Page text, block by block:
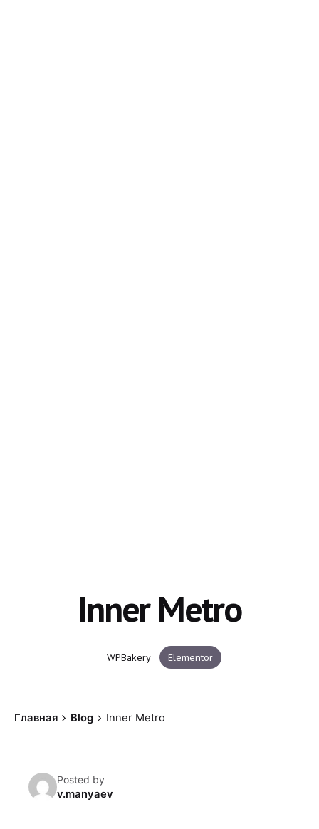
Inner Metro
WPBakery Elementor
Главная Blog Inner Metro
Posted by
v.manyaev